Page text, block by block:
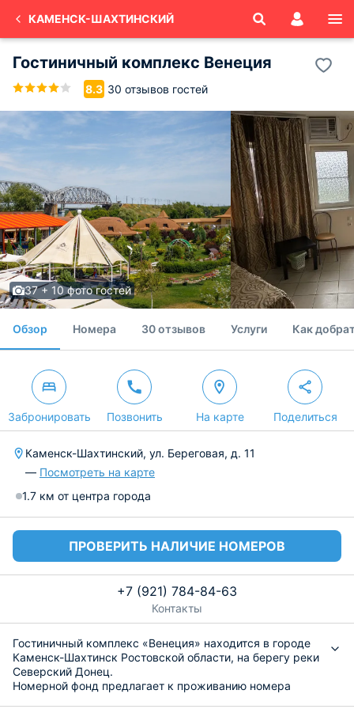
КАМЕНСК-ШАХТИНСКИЙ
Гостиничный комплекс Венеция
8.3 30 отзывов гостей
37 + 10 фото гостей
Обзор Номера 30 отзывов Услуги Как
Забронировать Позвонить На карте Поделиться
Каменск-Шахтинский, ул. Береговая, д. 11
— Посмотреть на карте
1.7 км от центра города
ПРОВЕРИТЬ НАЛИЧИЕ НОМЕРОВ
+7 (921) 784-84-63
Контакты
Гостиничный комплекс «Венеция» находится в городе
Каменск-Шахтинск Ростовской области, на берегу реки
Северский Донец.
Номерной фонд предлагает к проживанию номера